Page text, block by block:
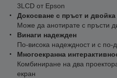
3LCD от Epson
Докосване с пръст и
Може да анотирате с пръсти
Винаги надежден
По-висока надеждност и с по-
Многоекранна
Комбиниране на два
екран